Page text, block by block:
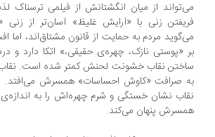
از میان انگشتانش از فیلمی ترسناک لذت
زنی با «آرایش غلیظ» آسان‌تر از زنی
مردم به حمایت از قانون مشتاق‌اند، اما افسوس
«پوستی نازک، چهره‌ی حقیقی،» اتکا دارد و
نقاب خشونت لحنش کمتر شده است. نقاب بر
صرافت «کاوش احساسات» همسرش می‌افتد.
نشان خستگی و شرم چهره‌اش را به اندازه‌ی
پنهان می‌کند.